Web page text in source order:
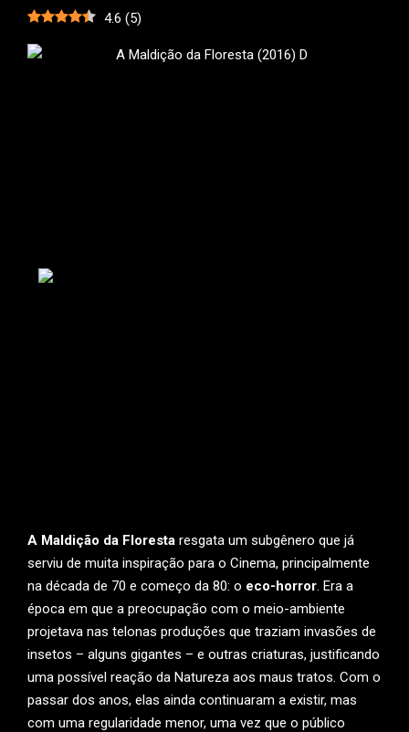
4.6 (5)
A Maldição da Floresta resgata um subgênero que já
serviu de muita inspiração para o Cinema, principalmente
na década de 70 e começo da 80: o eco-horror. Era a
época em que a preocupação com o meio-ambiente
projetava nas telonas produções que traziam invasões de
insetos – alguns gigantes – e outras criaturas, justificando
uma possível reação da Natureza aos maus tratos. Com o
passar dos anos, elas ainda continuaram a existir, mas
com uma regularidade menor, uma vez que o público